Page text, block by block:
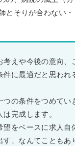
とそりが合わない・
考えや今後の意向、
件に最適だと思われ
つの条件をつめてい
完成します。
望をベースに求人自
、なんてこともあ